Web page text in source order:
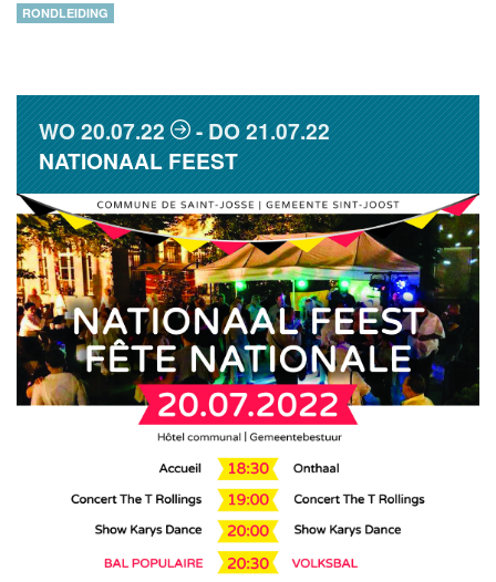
RONDLEIDING
WO20.07.22 DO21.07.22
NATIONAAL FEEST